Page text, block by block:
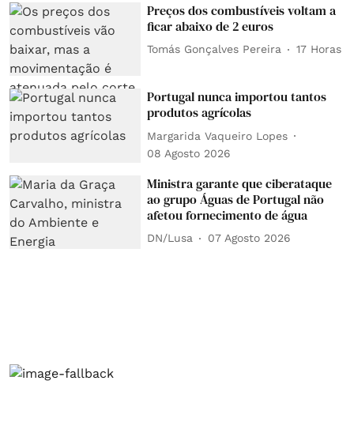
Preços dos combustíveis voltam a
ficar abaixo de 2 euros
Tomás Gonçalves Pereira 17 Horas
Portugal nunca importou tantos
produtos agrícolas
Margarida Vaqueiro Lopes
08 Agosto 2026
Ministra garante que ciberataque
ao grupo Águas de Portugal não
afetou fornecimento de água
DN/Lusa 07 Agosto 2026